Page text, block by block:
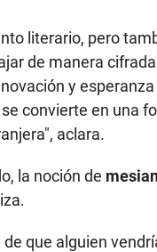
literario, pero
de manera
y
convierte en una
aclara.
la noción de
de que alguien